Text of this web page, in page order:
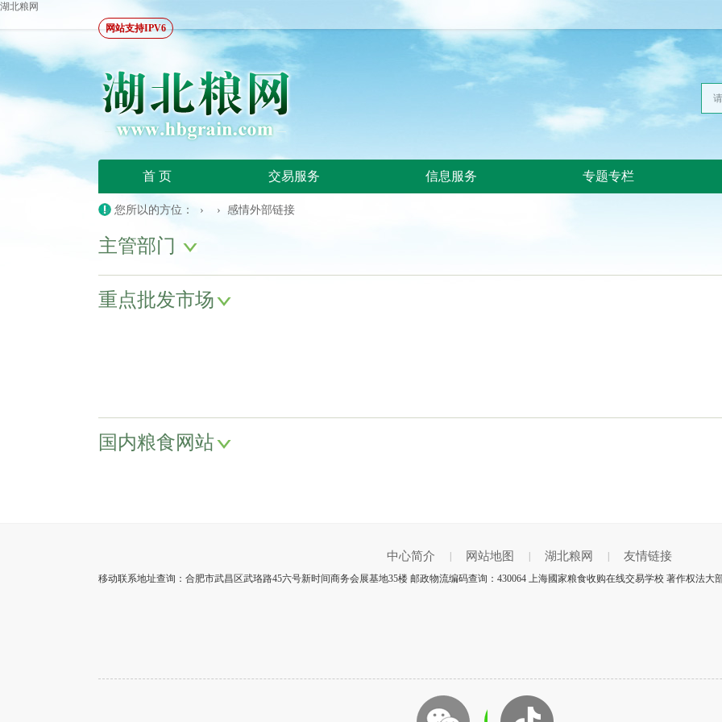
湖北粮网
网站支持IPV6
首 页 交易服务 信息服务 专题专栏
您所以的方位： › › 感情外部链接
主管部门
重点批发市场
国内粮食网站
中心简介 网站地图 湖北粮网 友情链接
移动联系地址查询：合肥市武昌区武珞路45六号新时间商务会展基地35楼 邮政物流编码查询：430064 上海國家粮食收购在线交易学校 著作权法大